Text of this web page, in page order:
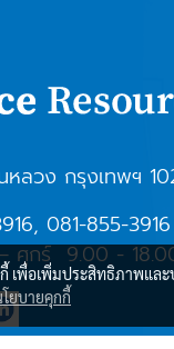
หลวง กรุงเทพฯ
, 081-855-3916
ศุกร์ 9.00 -
เพื่อเพิ่มประสิทธิภาพแล
ยบายคุกกี้